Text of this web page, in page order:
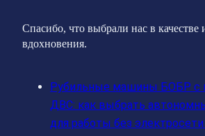
Спасибо, что выбрали нас в качестве
вдохновения.
Рубильные машины БОБР с
ДВС: как выбрать
для работы без